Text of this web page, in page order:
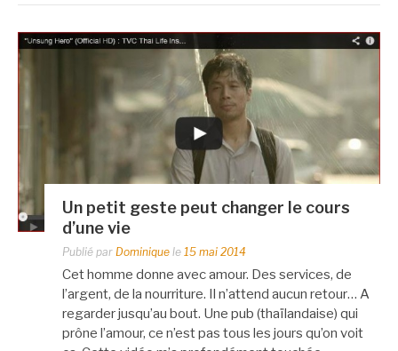
Un petit geste peut changer le cours
d’une vie
Publié par Dominique le 15 mai 2014
Cet homme donne avec amour. Des services, de
l’argent, de la nourriture. Il n’attend aucun retour… A
regarder jusqu’au bout. Une pub (thaïlandaise) qui
prône l’amour, ce n’est pas tous les jours qu’on voit